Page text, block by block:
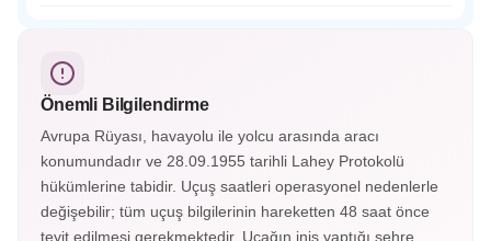
sanatları gösterileri ve halk danslarıyla Orta Asya tarihine
yolculuk sunar.
Önemli Bilgilendirme
Avrupa Rüyası, havayolu ile yolcu arasında aracı
konumundadır ve 28.09.1955 tarihli Lahey Protokolü
hükümlerine tabidir. Uçuş saatleri operasyonel nedenlerle
değişebilir; tüm uçuş bilgilerinin hareketten 48 saat önce
teyit edilmesi gerekmektedir. Uçağın iniş yaptığı şehre